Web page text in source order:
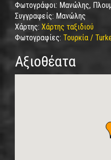
Φωτογράφοι: Μανώλης,
Συγγραφείς: Μανώλης
Χάρτης: Χάρτης ταξιδιού
Φωτογραφίες: Τουρκία /
Αξιοθέατα